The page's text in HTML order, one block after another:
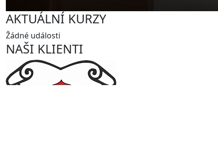
AKTUÁLNÍ KURZY
Žádné události
NAŠI KLIENTI